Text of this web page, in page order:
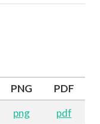
PNG
PDF
png pdf